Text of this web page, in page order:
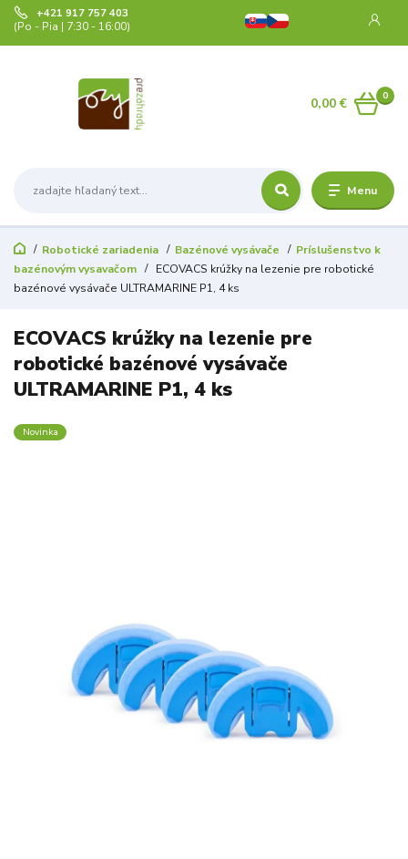
Menu
+421 917 757 403
(Po - Pia | 7:30 - 16:00)
0
0,00 €
Robotické zariadenia Bazénové vysávače
Príslušenstvo k
bazénovým vysavačom
ECOVACS krúžky na lezenie pre robotické
bazénové vysávače ULTRAMARINE P1, 4 ks
ECOVACS krúžky na lezenie pre
robotické bazénové vysávače
ULTRAMARINE P1, 4 ks
Novinka